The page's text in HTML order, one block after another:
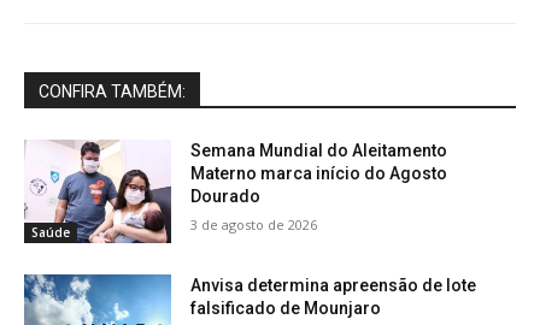
CONFIRA TAMBÉM:
Saúde
Semana Mundial do Aleitamento
Materno marca início do Agosto
Dourado
3 de agosto de 2026
Anvisa determina apreensão de lote
falsificado de Mounjaro